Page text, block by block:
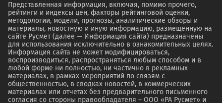
Представленная информация, включая, помимо прочего,
рейтинги и индексы цен, факторы рейтинговой оценки,
методологии, модели, прогнозы, аналитические обзоры и
материалы, новостную и иную информацию, размещенную на
сайте Русмет (далее — Информация сайта) предназначены
для использования исключительно в ознакомительных целях.
Информация сайта не может модифицироваться,
воспроизводиться, распространяться любым способом и в
любой форме ни полностью, ни частично в рекламных
материалах, в рамках мероприятий по связям с
общественностью, в сводках новостей, в коммерческих
материалах или отчетах без предварительного письменного
согласия со стороны правообладателя – ООО «РА Русмет» и